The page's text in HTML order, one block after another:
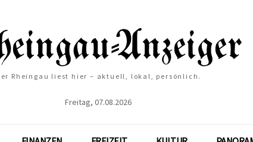
Rheingau liest hier – aktuell, lokal, persönlich.
Freitag, 07.08.2026